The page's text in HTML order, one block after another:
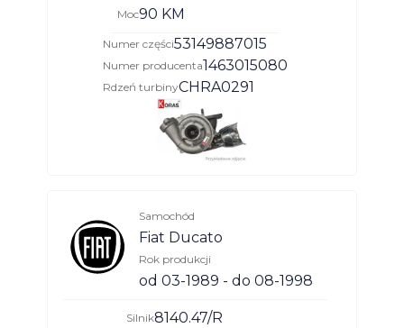
Moc90 KM
Numer części53149887015
Numer producenta1463015080
Rdzeń turbinyCHRA0291
Samochód
Fiat Ducato
Rok produkcji
od 03-1989 - do 08-1998
Silnik8140.47/R